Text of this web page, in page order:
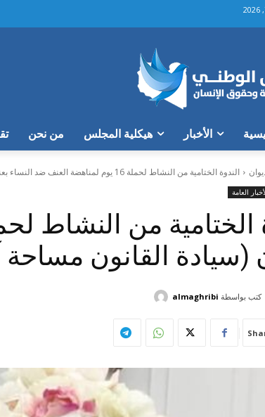
الأخبار هيكلية المجلس من نحن
الندوة الختامية من النشاط لحملة 16 يوم لمناهضة العنف ضد النساء بعنوان...
العامة
(سيادة القانون مساحة
كتب بواسطة almaghribi